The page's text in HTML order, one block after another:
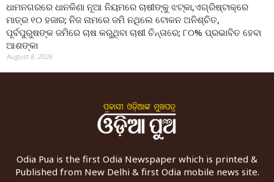
ଧାମନଗରରେ ଧାନକିଣା ନୂଆ ନିୟମରେ ଚାଷୀଙ୍କୁ ଝଟ୍‌କା,ଏଗ୍ରିଷ୍ଟାକ୍‌ରେ
ମାତ୍ର ୧୦ ହଜାର; ନିଜ ନାମରେ ଜମି ନଥିଲେ ଟୋକନ ଅନିଶ୍ଚିତ,
ପୂର୍ବପୁରୁଷଙ୍କ ଜମିରେ ଚାଷ କରୁଥିବା ଚାଷୀ ଚିନ୍ତାରେ; ୮୦% ପ୍ରଭାବିତ ହେବା
ଆଶଙ୍କା
August 8, 2026
Odia Pua is the first Odia Newspaper which is printed &
Published from New Delhi & first Odia mobile news site.